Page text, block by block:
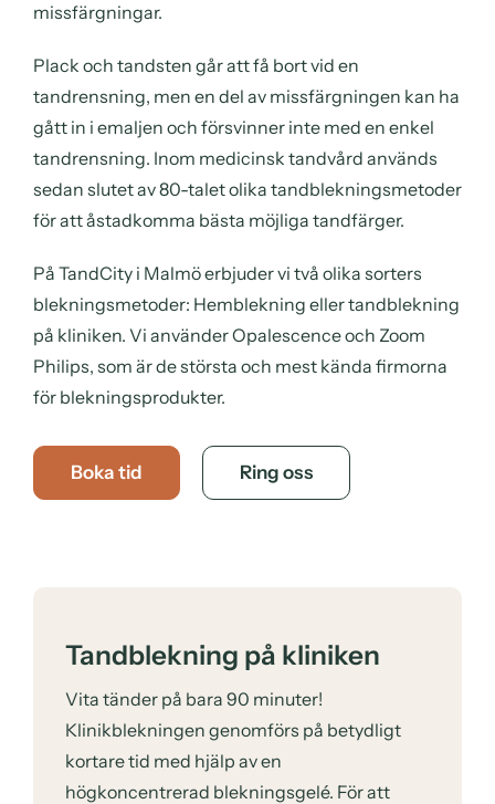
missfärgningar.
Plack och tandsten går att få bort vid en
tandrensning, men en del av missfärgningen kan ha
gått in i emaljen och försvinner inte med en enkel
tandrensning. Inom medicinsk tandvård används
sedan slutet av 80-talet olika tandblekningsmetoder
för att åstadkomma bästa möjliga tandfärger.
På TandCity i Malmö erbjuder vi två olika sorters
blekningsmetoder: Hemblekning eller tandblekning
på kliniken. Vi använder Opalescence och Zoom
Philips, som är de största och mest kända firmorna
för blekningsprodukter.
Boka tid Ring oss
Tandblekning på kliniken
Vita tänder på bara 90 minuter!
Klinikblekningen genomförs på betydligt
kortare tid med hjälp av en
högkoncentrerad blekningsgelé. För att